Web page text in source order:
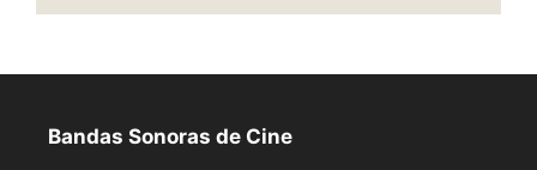
Bandas Sonoras de Cine